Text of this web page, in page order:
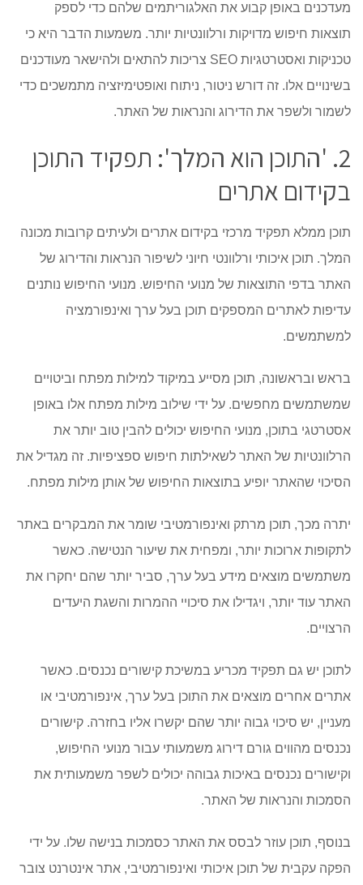
מעדכנים באופן קבוע את האלגוריתמים שלהם כדי לספק
תוצאות חיפוש מדויקות ורלוונטיות יותר. משמעות הדבר היא כי
טכניקות ואסטרטגיות SEO צריכות להתאים ולהישאר מעודכנים
בשינויים אלו. זה דורש ניטור, ניתוח ואופטימיזציה מתמשכים כדי
לשמור ולשפר את הדירוג והנראות של האתר.
2. 'התוכן הוא המלך': תפקיד התוכן
בקידום אתרים
תוכן ממלא תפקיד מרכזי בקידום אתרים ולעיתים קרובות מכונה
המלך. תוכן איכותי ורלוונטי חיוני לשיפור הנראות והדירוג של
האתר בדפי התוצאות של מנועי החיפוש. מנועי החיפוש נותנים
עדיפות לאתרים המספקים תוכן בעל ערך ואינפורמציה
למשתמשים.
בראש ובראשונה, תוכן מסייע במיקוד למילות מפתח וביטויים
שמשתמשים מחפשים. על ידי שילוב מילות מפתח אלו באופן
אסטרטגי בתוכן, מנועי החיפוש יכולים להבין טוב יותר את
הרלוונטיות של האתר לשאילתות חיפוש ספציפיות. זה מגדיל את
הסיכוי שהאתר יופיע בתוצאות החיפוש של אותן מילות מפתח.
יתרה מכך, תוכן מרתק ואינפורמטיבי שומר את המבקרים באתר
לתקופות ארוכות יותר, ומפחית את שיעור הנטישה. כאשר
משתמשים מוצאים מידע בעל ערך, סביר יותר שהם יחקרו את
האתר עוד יותר, ויגדילו את סיכויי ההמרות והשגת היעדים
הרצויים.
לתוכן יש גם תפקיד מכריע במשיכת קישורים נכנסים. כאשר
אתרים אחרים מוצאים את התוכן בעל ערך, אינפורמטיבי או
מעניין, יש סיכוי גבוה יותר שהם יקשרו אליו בחזרה. קישורים
נכנסים מהווים גורם דירוג משמעותי עבור מנועי החיפוש,
וקישורים נכנסים באיכות גבוהה יכולים לשפר משמעותית את
הסמכות והנראות של האתר.
בנוסף, תוכן עוזר לבסס את האתר כסמכות בנישה שלו. על ידי
הפקה עקבית של תוכן איכותי ואינפורמטיבי, אתר אינטרנט צובר